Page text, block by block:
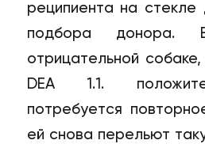
реципиента на стекле
подбора донора.
отрицательной
DEA 1.1.
потребуется
ей снова перельют